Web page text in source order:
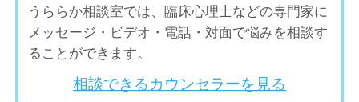
うららか相談室では、臨床心理士などの専門家に
メッセージ・ビデオ・電話・対面で悩みを相談す
ることができます。
相談できるカウンセラーを見る